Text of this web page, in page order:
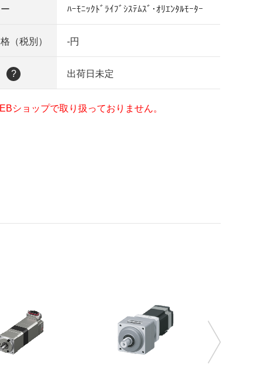
ﾊｰﾓﾆｯｸﾄﾞﾗｲﾌﾞｼｽﾃﾑｽﾞ･ｵﾘｴﾝﾀﾙﾓｰﾀｰ
（税別） -円
? 出荷日未定
ショップで取り扱っておりません。